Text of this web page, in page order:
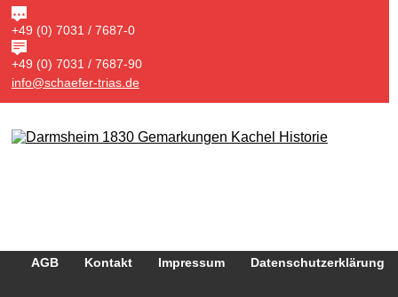
+49 (0) 7031 / 7687-0
+49 (0) 7031 / 7687-90
info@schaefer-trias.de
AGB Kontakt Impressum Datenschutzerklärung